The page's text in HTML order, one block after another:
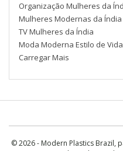
Organização Mulheres da
Mulheres Modernas da Índia
TV Mulheres da Índia
Moda Moderna Estilo de Vida
Carregar Mais
© 2026 - Modern Plastics Brazil,